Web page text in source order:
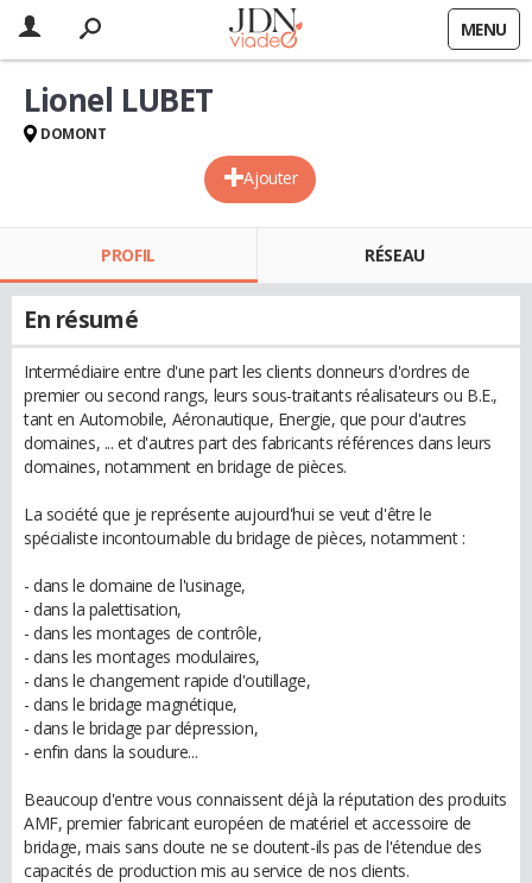
MENU
Ajouter
Lionel LUBET
DOMONT
PROFIL RÉSEAU
En résumé
Intermédiaire entre d'une part les clients donneurs d'ordres de
premier ou second rangs, leurs sous-traitants réalisateurs ou B.E.,
tant en Automobile, Aéronautique, Energie, que pour d'autres
domaines, ... et d'autres part des fabricants références dans leurs
domaines, notamment en bridage de pièces.
La société que je représente aujourd'hui se veut d'être le
spécialiste incontournable du bridage de pièces, notamment :
- dans le domaine de l'usinage,
- dans la palettisation,
- dans les montages de contrôle,
- dans les montages modulaires,
- dans le changement rapide d'outillage,
- dans le bridage magnétique,
- dans le bridage par dépression,
- enfin dans la soudure...
Beaucoup d'entre vous connaissent déjà la réputation des produits
AMF, premier fabricant européen de matériel et accessoire de
bridage, mais sans doute ne se doutent-ils pas de l'étendue des
capacités de production mis au service de nos clients.